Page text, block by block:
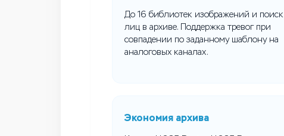
До 16 библиотек изображений и поиск
лиц в архиве. Поддержка тревог при
совпадении по заданному шаблону на
аналоговых каналах.
Экономия архива